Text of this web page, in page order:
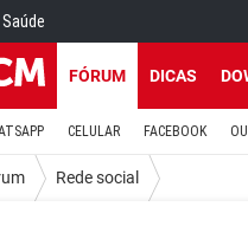
Saúde
FÓRUM DICAS
CELULAR FACEBOOK
Rede social